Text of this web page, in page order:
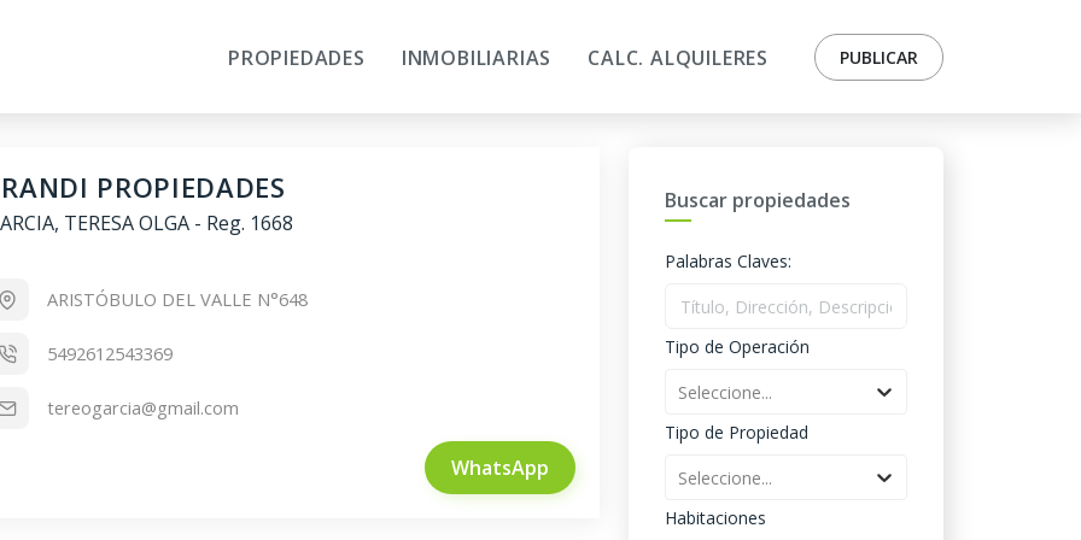
PROPIEDADES INMOBILIARIAS CALC. ALQUILERES PUBLICAR
PROPIEDADES
TERESA OLGA- Reg. 1668
ARISTÓBULO DEL VALLE N°648
5492612543369
tereogarcia@gmail.com
WhatsApp
Buscar propiedades
Palabras Claves:
Tipo de Operación
Seleccione...
Tipo de Propiedad
Seleccione...
Habitaciones